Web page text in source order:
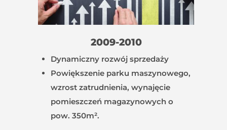
2009-2010
Dynamiczny rozwój sprzedaży
Powiększenie parku maszynowego,
wzrost zatrudnienia, wynajęcie
pomieszczeń magazynowych o
pow. 350m².